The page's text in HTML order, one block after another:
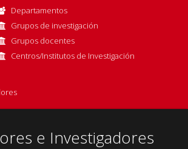
Departamentos
Grupos de investigación
Grupos docentes
Centros/Institutos de Investigación
e Investigadores